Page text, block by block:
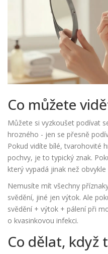
Co můžete
Můžete si vyzkoušet podívat
hrozného - jen se přesně
Pokud vidíte bílé, tvarohovité
pochvy, je to typický znak.
který vypadá jinak než
Nemusíte mít všechny
svědění, jiné jen výtok. Ale
svědění + výtok + pálení při
o kvasinkovou infekci.
Co dělat, když